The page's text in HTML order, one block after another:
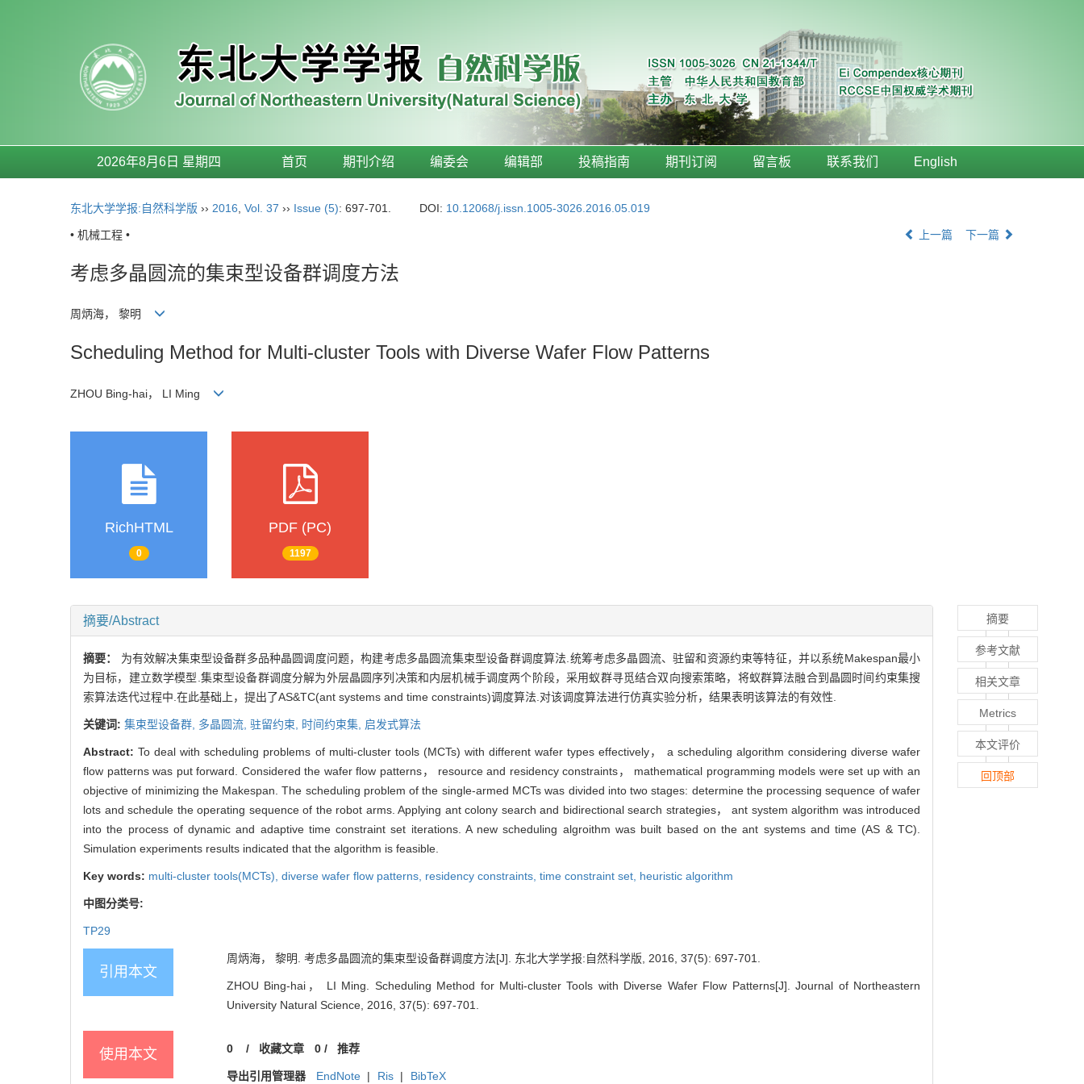
2026年8月6日 星期四 首页 期刊介绍 编委会 编辑部 投稿指南 期刊订阅 留言板 联系我们 English
东北大学学报:自然科学版 ›› 2016 Vol. 37 ›› Issue (5): 697-701. DOI: 10.12068/j.issn.1005-3026.2016.05.019
• 机械工程 • 上一篇 下一篇
考虑多晶圆流的集束型设备群调度方法
周炳海， 黎明
Scheduling Method for Multi-cluster Tools with Diverse Wafer Flow Patterns
ZHOU Bing-hai， LI Ming
RichHTML
0
PDF (PC)
1197
摘要/Abstract
摘要： 为有效解决集束型设备群多品种晶圆调度问题，构建考虑多晶圆流集束型设备群调度算法.统筹考虑多晶圆流、驻留和资源约束等特征，并以系统Makespan最小
为目标，建立数学模型.集束型设备群调度分解为外层晶圆序列决策和内层机械手调度两个阶段，采用蚁群寻觅结合双向搜索策略，将蚁群算法融合到晶圆时间约束集搜
索算法迭代过程中.在此基础上，提出了AS&TC(ant systems and time constraints)调度算法.对该调度算法进行仿真实验分析，结果表明该算法的有效性.
关键词: 集束型设备群, 多晶圆流, 驻留约束, 时间约束集, 启发式算法
Abstract:To deal with scheduling problems of multi-cluster tools (MCTs) with different wafer types effectively， a scheduling algorithm considering diverse wafer
flow patterns was put forward. Considered the wafer flow patterns， resource and residency constraints， mathematical programming models were set up with an
objective of minimizing the Makespan. The scheduling problem of the single-armed MCTs was divided into two stages: determine the processing sequence of wafer
lots and schedule the operating sequence of the robot arms. Applying ant colony search and bidirectional search strategies， ant system algorithm was introduced
into the process of dynamic and adaptive time constraint set iterations. A new scheduling algroithm was built based on the ant systems and time (AS & TC).
Simulation experiments results indicated that the algorithm is feasible.
Key words: multi-cluster tools(MCTs), diverse wafer flow patterns, residency constraints, time constraint set, heuristic algorithm
中图分类号:
TP29
引用本文
周炳海， 黎明. 考虑多晶圆流的集束型设备群调度方法[J]. 东北大学学报:自然科学版, 2016, 37(5): 697-701.
ZHOU Bing-hai， LI Ming. Scheduling Method for Multi-cluster Tools with Diverse Wafer Flow Patterns[J]. Journal of Northeastern
University Natural Science, 2016, 37(5): 697-701.
使用本文 0 / 收藏文章 0/ 推荐
导出引用管理器 EndNote | Ris | BibTeX
摘要
参考文献
相关文章
Metrics
本文评价
回顶部